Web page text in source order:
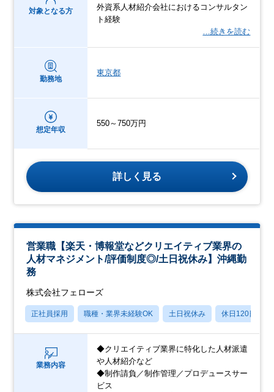
対象となる方
外資系人材紹介会社におけるコンサルタン
ト経験
…続きを読む
勤務地
東京都
想定年収
550～750万円
詳しく見る
営業職【楽天・博報堂などクリエイティブ業界の
人材マネジメント/評価制度◎/土日祝休み】沖縄勤
務
株式会社フェローズ
正社員採用 職種・業界未経験OK 土日祝休み 休日120日以上
業務内容
◆クリエイティブ業界に特化した人材派遣
や人材紹介など
◆制作請負／制作管理／プロデュースサー
ビス